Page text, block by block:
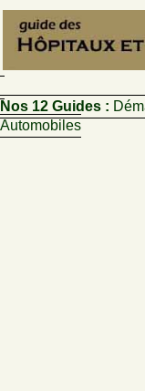
Nos 12 Guides :
Automobiles